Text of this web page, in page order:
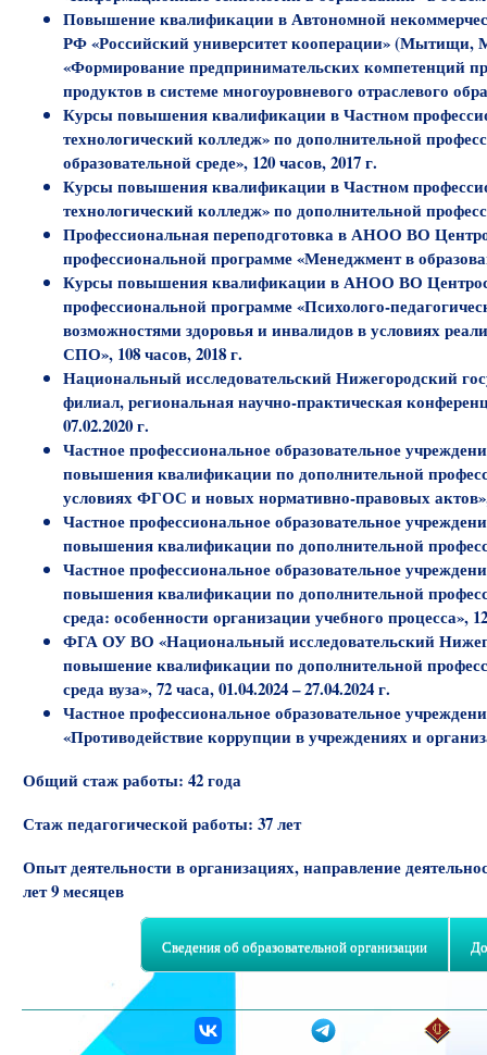
Повышение квалификации в Автономной
РФ «Российский университет кооперации» (Мытищи,
«Формирование предпринимательских компетенций
продуктов в системе многоуровневого отраслевого
Курсы повышения квалификации в Частном
технологический колледж» по дополнительной
образовательной среде», 120 часов, 2017 г.
Курсы повышения квалификации в Частном
технологический колледж» по дополнительной
Профессиональная переподготовка в АНОО ВО
профессиональной программе «Менеджмент в
Курсы повышения квалификации в АНОО ВО
профессиональной программе «Психолого-
возможностями здоровья и инвалидов в условиях
СПО», 108 часов, 2018 г.
Национальный исследовательский Нижегородский
филиал, региональная научно-практическая
07.02.2020 г.
Частное профессиональное образовательное
повышения квалификации по дополнительной
условиях ФГОС и новых нормативно-правовых актов»,
Частное профессиональное образовательное
повышения квалификации по дополнительной
Частное профессиональное образовательное
повышения квалификации по дополнительной
среда: особенности организации учебного процесса»,
ФГА ОУ ВО «Национальный исследовательский
повышение квалификации по дополнительной
среда вуза», 72 часа, 01.04.2024 – 27.04.2024 г.
Частное профессиональное образовательное
«Противодействие коррупции в учреждениях и
Общий стаж работы: 42 года
Стаж педагогической работы: 37 лет
Опыт деятельности в организациях, направление
лет 9 месяцев
Сведения об образовательной организации